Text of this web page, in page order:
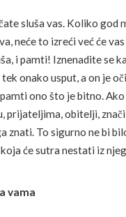
sluša vas. Koliko god
neće to izreći već će
i pamti! Iznenadite se
onako usput, a on je
ono što je bitno.
prijateljima, obitelji,
znati. To sigurno ne bi
će sutra nestati iz
vama